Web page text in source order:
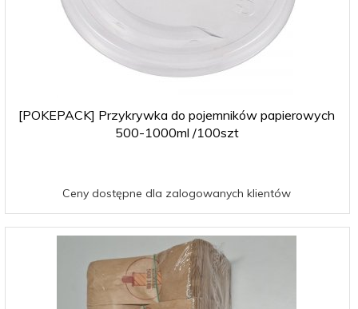
[POKEPACK] Przykrywka do pojemników papierowych
500-1000ml /100szt
Ceny dostępne dla zalogowanych klientów